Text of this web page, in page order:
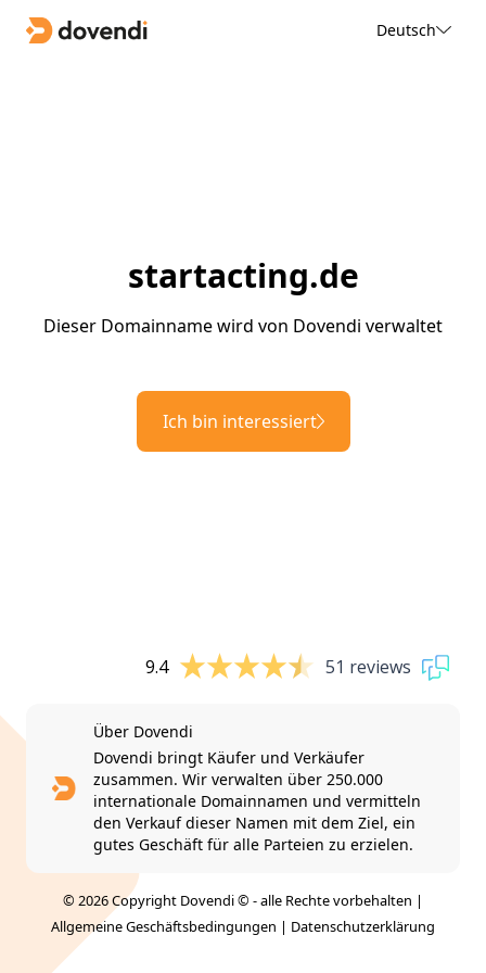
Deutsch
startacting.de
Dieser Domainname wird von Dovendi verwaltet
Ich bin interessiert
9.4 51 reviews
Über Dovendi
Dovendi bringt Käufer und Verkäufer
zusammen. Wir verwalten über 250.000
internationale Domainnamen und vermitteln
den Verkauf dieser Namen mit dem Ziel, ein
gutes Geschäft für alle Parteien zu erzielen.
© 2026 Copyright Dovendi © - alle Rechte vorbehalten |
Allgemeine Geschäftsbedingungen | Datenschutzerklärung